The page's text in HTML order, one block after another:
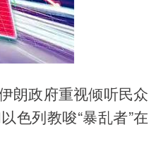
朗政府重视倾听民众
色列教唆“暴乱者”在